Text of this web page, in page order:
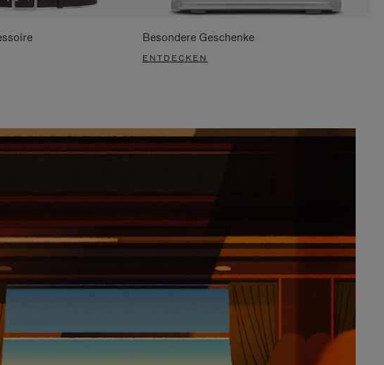
Besondere Geschenke
ENTDECKEN